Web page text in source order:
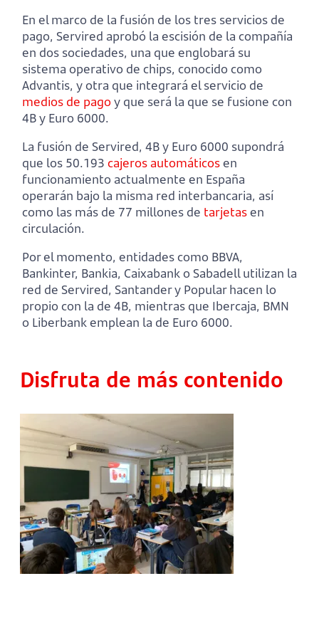
En el marco de la fusión de los tres servicios de
pago, Servired aprobó la escisión de la compañía
en dos sociedades, una que englobará su
sistema operativo de chips, conocido como
Advantis, y otra que integrará el servicio de
medios de pagoy que será la que se fusione con
4B y Euro 6000.
La fusión de Servired, 4B y Euro 6000 supondrá
que los 50.193 cajeros automáticosen
funcionamiento actualmente en España
operarán bajo la misma red interbancaria, así
como las más de 77 millones de tarjetasen
circulación.
Por el momento, entidades como BBVA,
Bankinter, Bankia, Caixabank o Sabadell utilizan la
red de Servired, Santander y Popular hacen lo
propio con la de 4B, mientras que Ibercaja, BMN
o Liberbank emplean la de Euro 6000.
Disfruta de más contenido